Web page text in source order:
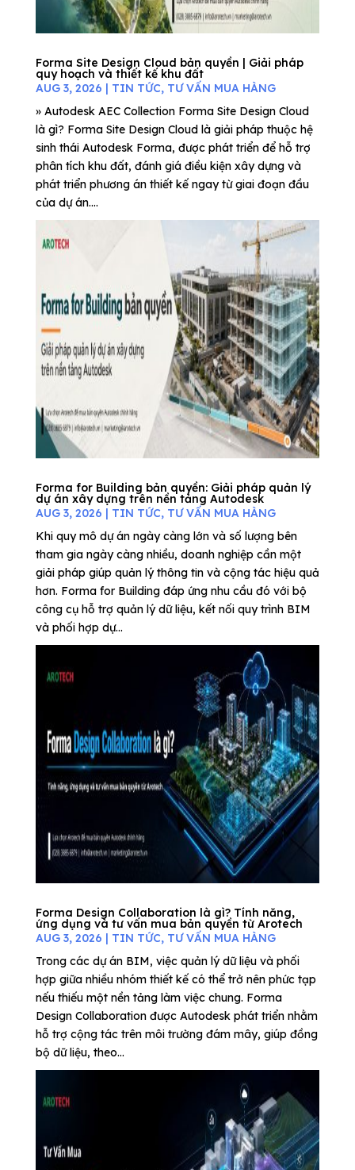
Forma Site Design Cloud bản quyền | Giải pháp
quy hoạch và thiết kế khu đất
AUG 3, 2026 | TIN TỨC, TƯ VẤN MUA HÀNG
» Autodesk AEC Collection Forma Site Design Cloud
là gì? Forma Site Design Cloud là giải pháp thuộc hệ
sinh thái Autodesk Forma, được phát triển để hỗ trợ
phân tích khu đất, đánh giá điều kiện xây dựng và
phát triển phương án thiết kế ngay từ giai đoạn đầu
của dự án....
Forma for Building bản quyền: Giải pháp quản lý
dự án xây dựng trên nền tảng Autodesk
AUG 3, 2026 | TIN TỨC, TƯ VẤN MUA HÀNG
Khi quy mô dự án ngày càng lớn và số lượng bên
tham gia ngày càng nhiều, doanh nghiệp cần một
giải pháp giúp quản lý thông tin và cộng tác hiệu quả
hơn. Forma for Building đáp ứng nhu cầu đó với bộ
công cụ hỗ trợ quản lý dữ liệu, kết nối quy trình BIM
và phối hợp dự...
Forma Design Collaboration là gì? Tính năng,
ứng dụng và tư vấn mua bản quyền từ Arotech
AUG 3, 2026 | TIN TỨC, TƯ VẤN MUA HÀNG
Trong các dự án BIM, việc quản lý dữ liệu và phối
hợp giữa nhiều nhóm thiết kế có thể trở nên phức tạp
nếu thiếu một nền tảng làm việc chung. Forma
Design Collaboration được Autodesk phát triển nhằm
hỗ trợ cộng tác trên môi trường đám mây, giúp đồng
bộ dữ liệu, theo...